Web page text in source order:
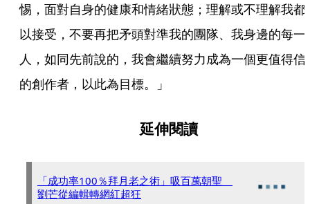
惕，面對自身的健康和情緒狀態；理解或不理解我都
以接受，不要再把矛頭對準我的團隊、我身邊的每一
人，如同先前說的，我會繼續努力成為一個更值得信
的創作者，以此為目標。」
延伸閱讀
「成功率100％拜月老之術」吸百萬朝聖
劉芒從編輯轉網紅超狂